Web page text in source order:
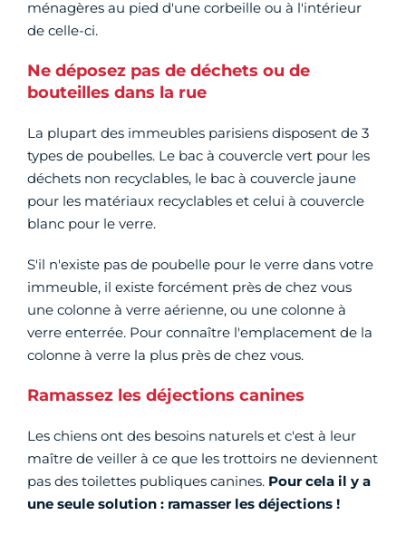
ménagères au pied d'une corbeille ou à l'intérieur
de celle-ci.
Ne déposez pas de déchets ou de
bouteilles dans la rue
La plupart des immeubles parisiens disposent de 3
types de poubelles. Le bac à couvercle vert pour les
déchets non recyclables, le bac à couvercle jaune
pour les matériaux recyclables et celui à couvercle
blanc pour le verre.
S'il n'existe pas de poubelle pour le verre dans votre
immeuble, il existe forcément près de chez vous
une colonne à verre aérienne, ou une colonne à
verre enterrée. Pour connaître l'emplacement de la
colonne à verre la plus près de chez vous.
Ramassez les déjections canines
Les chiens ont des besoins naturels et c'est à leur
maître de veiller à ce que les trottoirs ne deviennent
pas des toilettes publiques canines. Pour cela il y a
une seule solution : ramasser les déjections !